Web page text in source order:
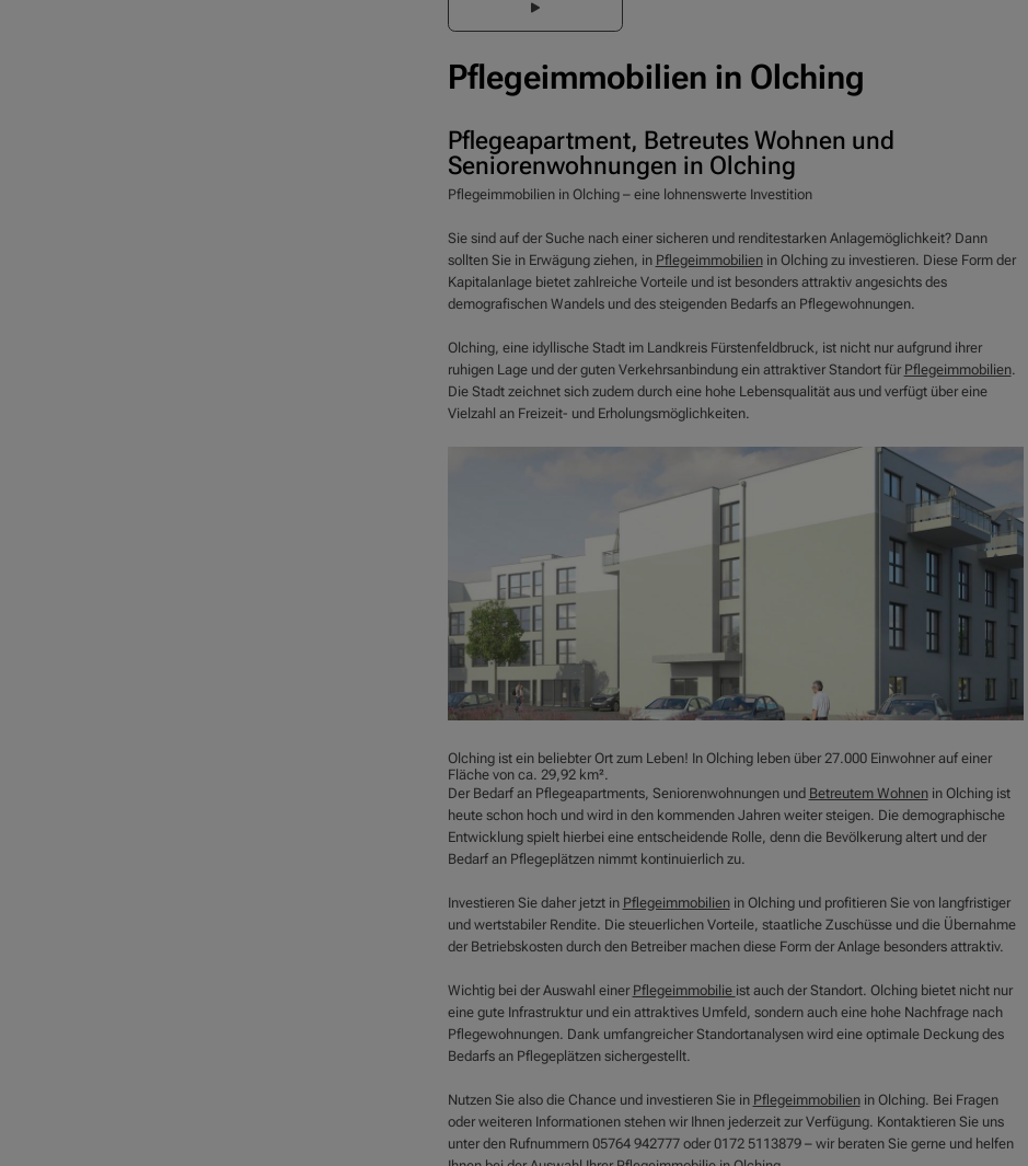
Pflegeimmobilien in Olching
Pflegeapartment, Betreutes Wohnen und
Seniorenwohnungen in Olching
Pflegeimmobilien in Olching – eine lohnenswerte Investition
Sie sind auf der Suche nach einer sicheren und renditestarken Anlagemöglichkeit? Dann
sollten Sie in Erwägung ziehen, in Pflegeimmobilienin Olching zu investieren. Diese Form der
Kapitalanlage bietet zahlreiche Vorteile und ist besonders attraktiv angesichts des
demografischen Wandels und des steigenden Bedarfs an Pflegewohnungen.
Olching, eine idyllische Stadt im Landkreis Fürstenfeldbruck, ist nicht nur aufgrund ihrer
ruhigen Lage und der guten Verkehrsanbindung ein attraktiver Standort für Pflegeimmobilien.
Die Stadt zeichnet sich zudem durch eine hohe Lebensqualität aus und verfügt über eine
Vielzahl an Freizeit- und Erholungsmöglichkeiten.
Olching ist ein beliebter Ort zum Leben! In Olching leben über 27.000 Einwohner auf einer
Fläche von ca. 29,92 km².
Der Bedarf an Pflegeapartments, Seniorenwohnungen und Betreutem Wohnenin Olching ist
heute schon hoch und wird in den kommenden Jahren weiter steigen. Die demographische
Entwicklung spielt hierbei eine entscheidende Rolle, denn die Bevölkerung altert und der
Bedarf an Pflegeplätzen nimmt kontinuierlich zu.
Investieren Sie daher jetzt in Pflegeimmobilienin Olching und profitieren Sie von langfristiger
und wertstabiler Rendite. Die steuerlichen Vorteile, staatliche Zuschüsse und die Übernahme
der Betriebskosten durch den Betreiber machen diese Form der Anlage besonders attraktiv.
Wichtig bei der Auswahl einer Pflegeimmobilie ist auch der Standort. Olching bietet nicht nur
eine gute Infrastruktur und ein attraktives Umfeld, sondern auch eine hohe Nachfrage nach
Pflegewohnungen. Dank umfangreicher Standortanalysen wird eine optimale Deckung des
Bedarfs an Pflegeplätzen sichergestellt.
Nutzen Sie also die Chance und investieren Sie in Pflegeimmobilienin Olching. Bei Fragen
oder weiteren Informationen stehen wir Ihnen jederzeit zur Verfügung. Kontaktieren Sie uns
unter den Rufnummern 05764 942777 oder 0172 5113879 – wir beraten Sie gerne und helfen